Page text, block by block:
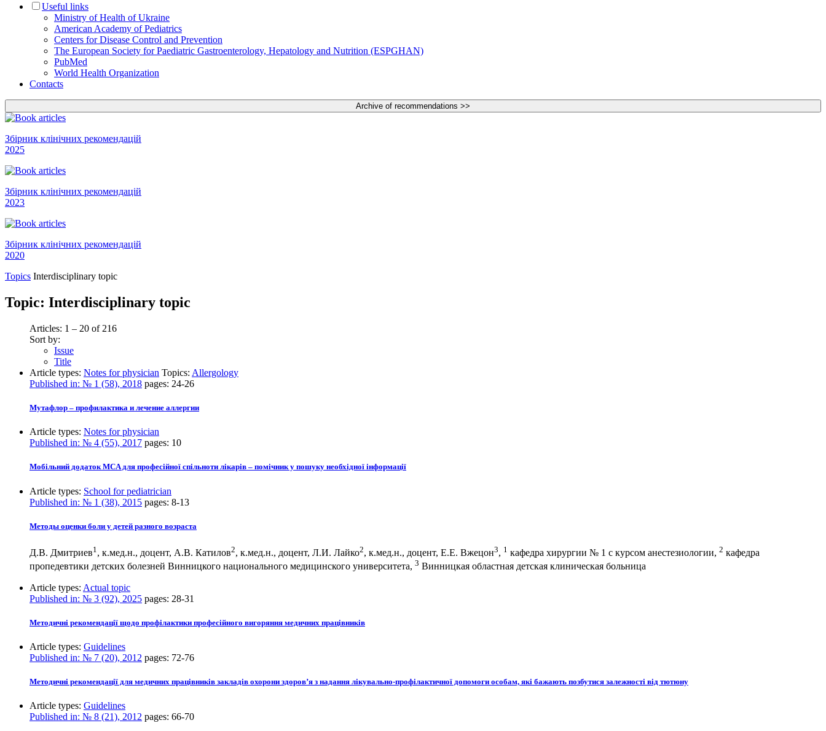
Useful links
Ministry of Health of Ukraine
American Academy of Pediatrics
Centers for Disease Control and Prevention
The European Society for Paediatric Gastroenterology, Hepatology and Nutrition (ESPGHAN)
PubMed
World Health Organization
Contacts
Збірник клінічних рекомендацій
2025
Збірник клінічних рекомендацій
2023
Збірник клінічних рекомендацій
2020
Topics Interdisciplinary topic
Topic: Interdisciplinary topic
Articles: 1 – 20 of 216
Sort by:
Issue
Title
Article types: Notes for physician Topics: Allergology
Published in: № 1 (58), 2018 pages: 24-26
Мутафлор – профилактика и лечение аллергии
Article types: Notes for physician
Published in: № 4 (55), 2017 pages: 10
Мобільний додаток MCA для професійної спільноти лікарів – помічник у пошуку необхідної інформації
Article types: School for pediatrician
Published in: № 1 (38), 2015 pages: 8-13
Методы оценки боли у детей разного возраста
Д.В. Дмитриев1 , к.мед.н., доцент, А.В. Катилов2, к.мед.н., доцент, Л.И. Лайко2, к.мед.н., доцент, Е.Е. Вжецон3, 1 кафедра хирургии № 1 с курсом анестезиологии, 2 кафедра
пропедевтики детских болезней Винницкого национального медицинского университета, 3 Винницкая областная детская клиническая больница
Article types: Actual topic
Published in: № 3 (92), 2025 pages: 28-31
Методичні рекомендації щодо профілактики професійного вигоряння медичних працівників
Article types: Guidelines
Published in: № 7 (20), 2012 pages: 72-76
Методичні рекомендації для медичних працівників закладів охорони здоров’я з надання лікувально-профілактичної допомоги особам, які бажають позбутися залежності від тютюну
Article types: Guidelines
Published in: № 8 (21), 2012 pages: 66-70